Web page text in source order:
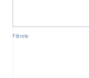
Filtrele